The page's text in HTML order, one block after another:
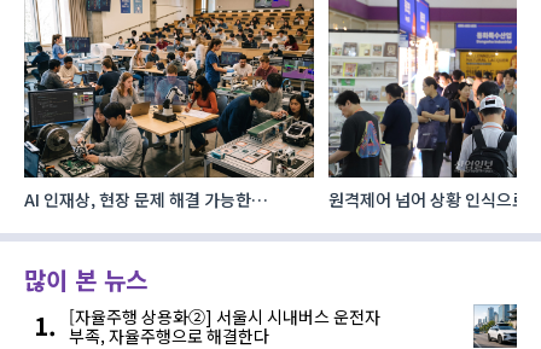
AI 인재상, 현장 문제 해결 가능한
원격제어 넘어 상황 인식으로,
많이 본 뉴스
[자율주행 상용화②] 서울시 시내버스 운전자
부족, 자율주행으로 해결한다